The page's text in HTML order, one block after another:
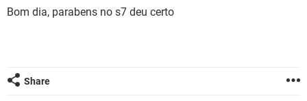
INSTAGRAM
OUTLOOK EXCEL
JOGOS
INSTAGRAM
Bom dia, parabens no s7 deu certo
Share